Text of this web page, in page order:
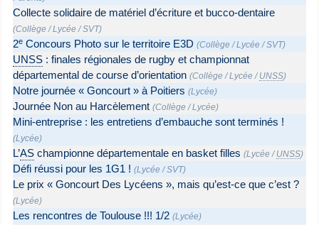
Collecte solidaire de matériel d’écriture et bucco-dentaire
(Collège /Lycée /SVT)
2e Concours Photo sur le territoire E3D (Collège /Lycée /SVT)
UNSS : finales régionales de rugby et championnat
départemental de course d’orientation (Collège /Lycée / UNSS)
Notre journée « Goncourt » à Poitiers (Lycée)
Journée Non au Harcèlement (Collège /Lycée)
Mini-entreprise : les entretiens d’embauche sont terminés !
(Lycée)
L’AS championne départementale en basket filles (Lycée / UNSS)
Défi réussi pour les 1G1 ! (Lycée /SVT)
Le prix « Goncourt Des Lycéens », mais qu’est-ce que c’est ?
(Lycée)
Les rencontres de Toulouse !!! 1/2 (Lycée)